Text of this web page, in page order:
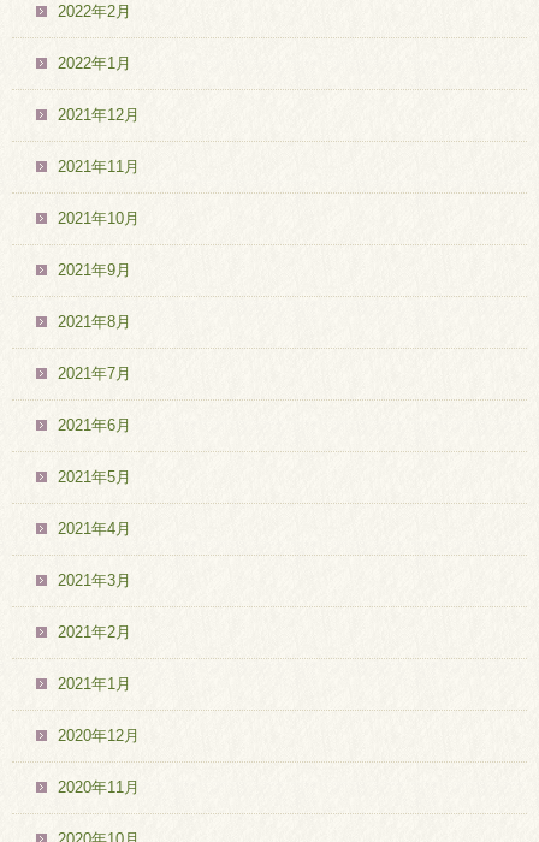
2022年2月
2022年1月
2021年12月
2021年11月
2021年10月
2021年9月
2021年8月
2021年7月
2021年6月
2021年5月
2021年4月
2021年3月
2021年2月
2021年1月
2020年12月
2020年11月